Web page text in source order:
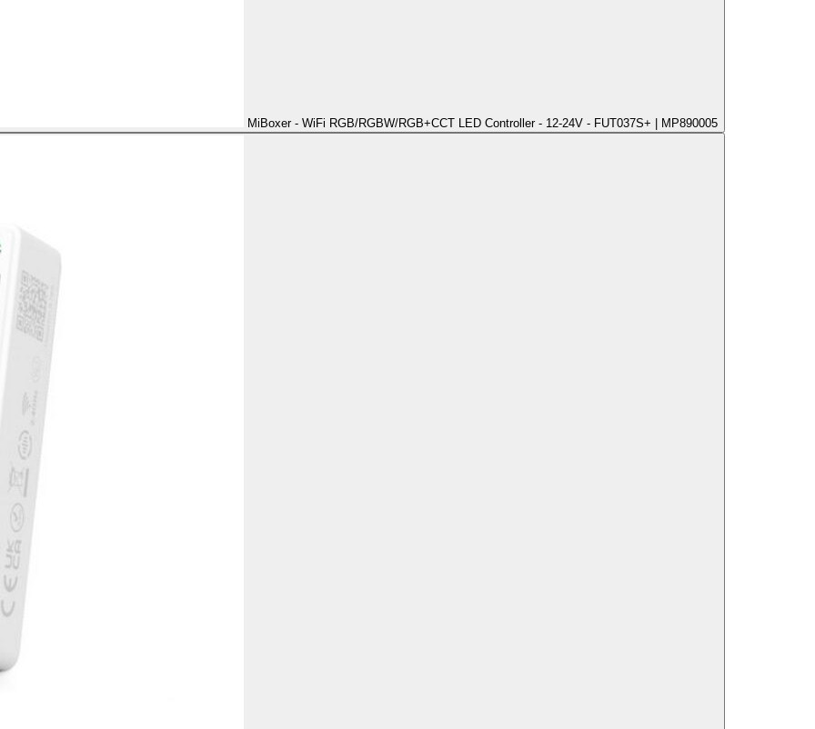
MiBoxer - WiFi RGB/RGBW/RGB+CCT LED Controller - 12-24V - FUT037S+ | MP890005